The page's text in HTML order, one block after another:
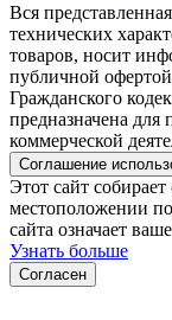
Вся
технических
товаров, носит
публичной
Гражданского
предназначена для
коммерческой
Соглашение
Этот сайт
местоположении
сайта означает
Узнать больше
Согласен